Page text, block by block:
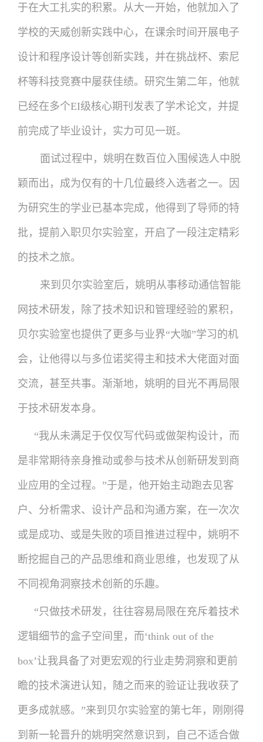
于在大工扎实的积累。从大一开始，他就加入了
学校的天威创新实践中心，在课余时间开展电子
设计和程序设计等创新实践，并在挑战杯、索尼
杯等科技竞赛中屡获佳绩。研究生第二年，他就
已经在多个EI级核心期刊发表了学术论文，并提
前完成了毕业设计，实力可见一斑。
面试过程中，姚明在数百位入围候选人中脱
颖而出，成为仅有的十几位最终入选者之一。因
为研究生的学业已基本完成，他得到了导师的特
批，提前入职贝尔实验室，开启了一段注定精彩
的技术之旅。
来到贝尔实验室后，姚明从事移动通信智能
网技术研发，除了技术知识和管理经验的累积，
贝尔实验室也提供了更多与业界“大咖”学习的机
会，让他得以与多位诺奖得主和技术大佬面对面
交流，甚至共事。渐渐地，姚明的目光不再局限
于技术研发本身。
“我从未满足于仅仅写代码或做架构设计，而
是非常期待亲身推动或参与技术从创新研发到商
业应用的全过程。”于是，他开始主动跑去见客
户、分析需求、设计产品和沟通方案，在一次次
或是成功、或是失败的项目推进过程中，姚明不
断挖掘自己的产品思维和商业思维，也发现了从
不同视角洞察技术创新的乐趣。
“只做技术研发，往往容易局限在充斥着技术
逻辑细节的盒子空间里，而‘think out of the
box’让我具备了对更宏观的行业走势洞察和更前
瞻的技术演进认知，随之而来的验证让我收获了
更多成就感。”来到贝尔实验室的第七年，刚刚得
到新一轮晋升的姚明突然意识到，自己不适合做